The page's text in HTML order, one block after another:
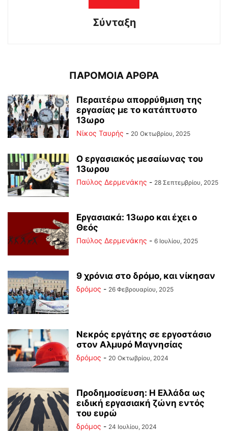
Σύνταξη
ΠΑΡΟΜΟΙΑ ΑΡΘΡΑ
Περαιτέρω απορρύθμιση της
εργασίας με το κατάπτυστο
13ωρο
Νίκος Ταυρής - 20 Οκτωβρίου, 2025
Ο εργασιακός μεσαίωνας του
13ωρου
Παύλος Δερμενάκης - 28 Σεπτεμβρίου, 2025
Εργασιακά: 13ωρο και έχει ο
Θεός
Παύλος Δερμενάκης - 6 Ιουλίου, 2025
9 χρόνια στο δρόμο, και νίκησαν
δρόμος - 26 Φεβρουαρίου, 2025
Νεκρός εργάτης σε εργοστάσιο
στον Αλμυρό Μαγνησίας
δρόμος - 20 Οκτωβρίου, 2024
Προδημοσίευση: Η Ελλάδα ως
ειδική εργασιακή ζώνη εντός
του ευρώ
δρόμος - 24 Ιουλίου, 2024